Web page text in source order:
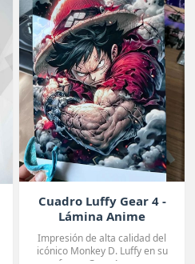
Cuadro Luffy Gear 4 -
Lámina Anime
Premium
Impresión de alta calidad del
icónico Monkey D. Luffy en su